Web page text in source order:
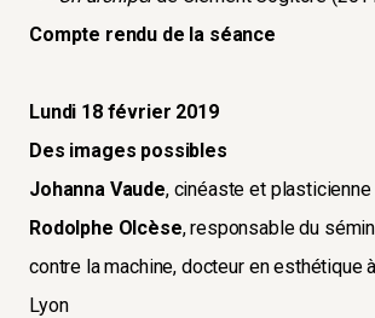
Compte rendu de la séance
Lundi 18 février 2019
Des images possibles
Johanna Vaude, cinéaste et plasticienne
Rodolphe Olcèse, responsable du
contre la machine, docteur en esthétique
Lyon